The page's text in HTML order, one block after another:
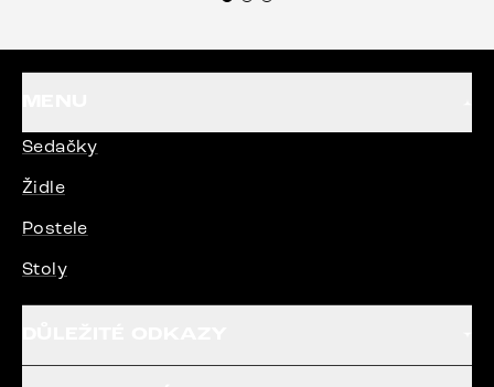
Sedačky
Židle
Postele
Stoly